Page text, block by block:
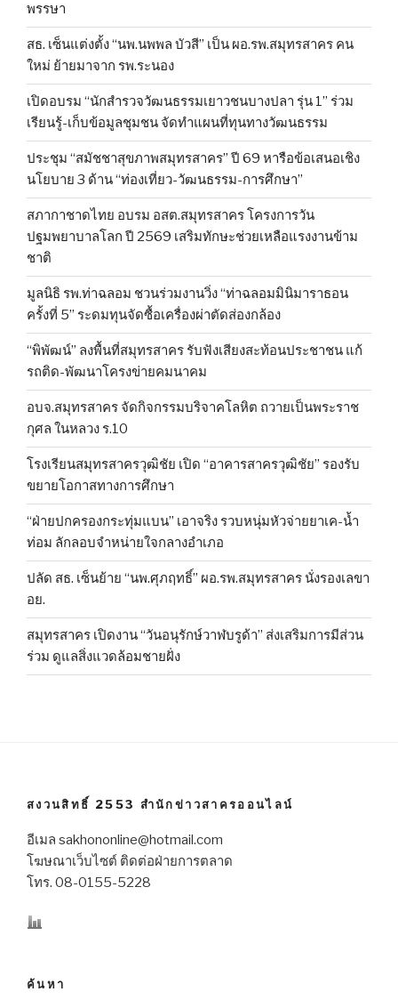
พรรษา
สธ. เซ็นแต่งตั้ง “นพ.นพพล บัวสี” เป็น ผอ.รพ.สมุทรสาคร คน
ใหม่ ย้ายมาจาก รพ.ระนอง
เปิดอบรม “นักสำรวจวัฒนธรรมเยาวชนบางปลา รุ่น 1” ร่วม
เรียนรู้-เก็บข้อมูลชุมชน จัดทำแผนที่ทุนทางวัฒนธรรม
ประชุม “สมัชชาสุขภาพสมุทรสาคร” ปี 69 หารือข้อเสนอเชิง
นโยบาย 3 ด้าน “ท่องเที่ยว-วัฒนธรรม-การศึกษา”
สภากาชาดไทย อบรม อสต.สมุทรสาคร โครงการวัน
ปฐมพยาบาลโลก ปี 2569 เสริมทักษะช่วยเหลือแรงงานข้าม
ชาติ
มูลนิธิ รพ.ท่าฉลอม ชวนร่วมงานวิ่ง “ท่าฉลอมมินิมาราธอน
ครั้งที่ 5” ระดมทุนจัดซื้อเครื่องผ่าตัดส่องกล้อง
“พิพัฒน์” ลงพื้นที่สมุทรสาคร รับฟังเสียงสะท้อนประชาชน แก้
รถติด-พัฒนาโครงข่ายคมนาคม
อบจ.สมุทรสาคร จัดกิจกรรมบริจาคโลหิต ถวายเป็นพระราช
กุศล ในหลวง ร.10
โรงเรียนสมุทรสาครวุฒิชัย เปิด “อาคารสาครวุฒิชัย” รองรับ
ขยายโอกาสทางการศึกษา
“ฝ่ายปกครองกระทุ่มแบน” เอาจริง รวบหนุ่มหัวจ่ายยาเค-น้ำ
ท่อม ลักลอบจำหน่ายใจกลางอำเภอ
ปลัด สธ. เซ็นย้าย “นพ.ศุภฤทธิ์” ผอ.รพ.สมุทรสาคร นั่งรองเลขา
อย.
สมุทรสาคร เปิดงาน “วันอนุรักษ์วาฬบรูด้า” ส่งเสริมการมีส่วน
ร่วม ดูแลสิ่งแวดล้อมชายฝั่ง
สงวนสิทธิ์ 2553 สำนักข่าวสาครออนไลน์
อีเมล sakhononline@hotmail.com
โฆษณาเว็บไซต์ ติดต่อฝ่ายการตลาด
โทร. 08-0155-5228
ค้นหา